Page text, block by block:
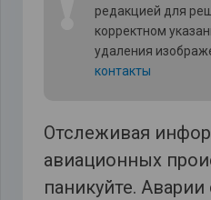
редакцией для
корректном
удаления
контакты
Отслеживая
авиационных
паникуйте.